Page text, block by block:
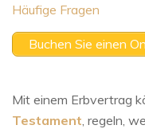
Häufige Fragen
Buchen Sie einen
Mit einem Erbvertrag
Testament , regeln,